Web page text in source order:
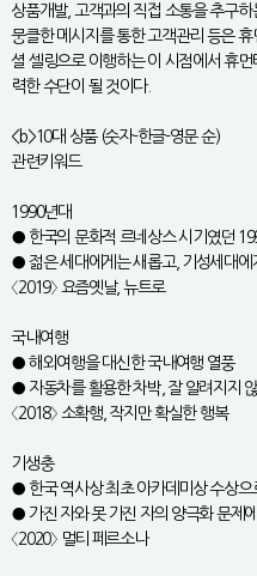
상품개발, 고객과의 직접 소통을 추구
뭉클한 메시지를 통한 고객관리 등은
셜 셀링으로 이행하는 이 시점에서 휴먼
력한 수단이 될 것이다.
<b>10대 상품 (숫자-한글-영문 순)
관련키워드
1990년대
● 한국의 문화적 르네상스 시기였던
● 젊은 세대에게는 새롭고, 기성세대에
〈2019〉 요즘옛날, 뉴트로
국내여행
● 해외여행을 대신한 국내여행 열풍
● 자동차를 활용한 차박, 잘 알려지지
〈2018〉 소확행, 작지만 확실한 행복
기생충
● 한국 역사상 최초 아카데미상 수상으
● 가진 자와 못 가진 자의 양극화 문제
〈2020〉 멀티 페르소나